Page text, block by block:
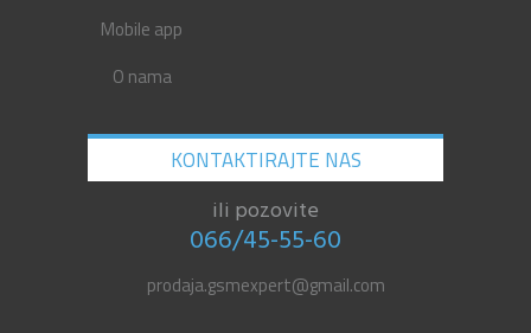
Mobile app
O nama
KONTAKTIRAJTE NAS
ili pozovite
066/45-55-60
prodaja.gsmexpert@gmail.com